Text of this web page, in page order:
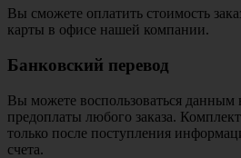
Вы сможете оплатить стоимость
карты в офисе нашей компании.
Банковский перевод
Вы можете воспользоваться данным
предоплаты любого заказа.
только после поступления
счета.